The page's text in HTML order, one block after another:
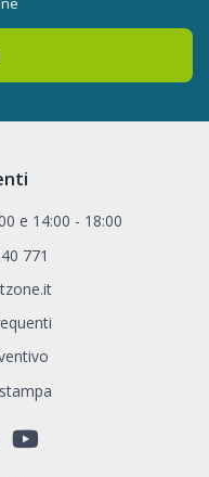
e 14:00 - 18:00
771